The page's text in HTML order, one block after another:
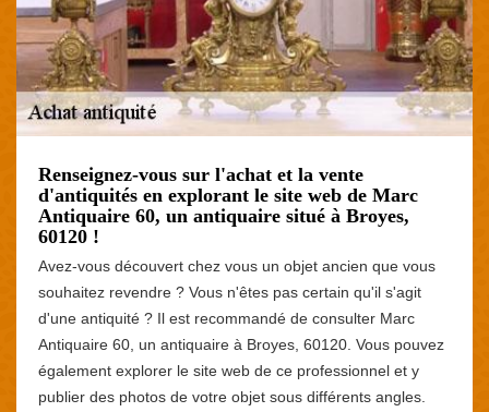
Renseignez-vous sur l'achat et la vente
d'antiquités en explorant le site web de Marc
Antiquaire 60, un antiquaire situé à Broyes,
60120 !
Avez-vous découvert chez vous un objet ancien que vous
souhaitez revendre ? Vous n'êtes pas certain qu'il s'agit
d'une antiquité ? Il est recommandé de consulter Marc
Antiquaire 60, un antiquaire à Broyes, 60120. Vous pouvez
également explorer le site web de ce professionnel et y
publier des photos de votre objet sous différents angles.